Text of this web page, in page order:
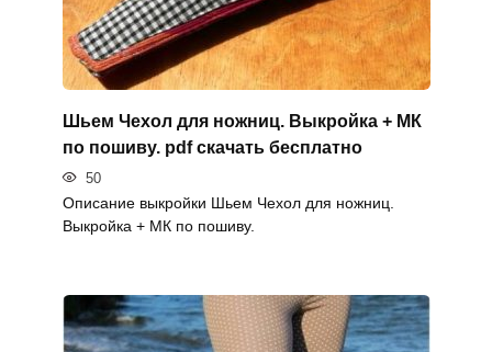
Шьем Чехол для ножниц. Выкройка + МК
по пошиву. pdf скачать бесплатно
50
Описание выкройки Шьем Чехол для ножниц.
Выкройка + МК по пошиву.